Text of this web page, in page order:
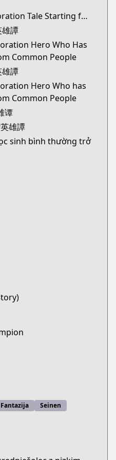
69397
series/heroic-
336783/list
synonyms:Heroic Exploration Tale Starting from Mob
譚
Hero Who Has
Common People
譚
Hero Who has
Common People
谭
雄譚
sinh bình thường trở
Fantazija Seinen